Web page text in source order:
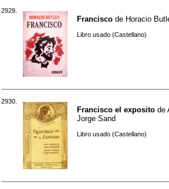
2929.
Francisco de Horacio
Libro usado (Castellano)
2930.
Francisco el exposito de
Jorge Sand
Libro usado (Castellano)